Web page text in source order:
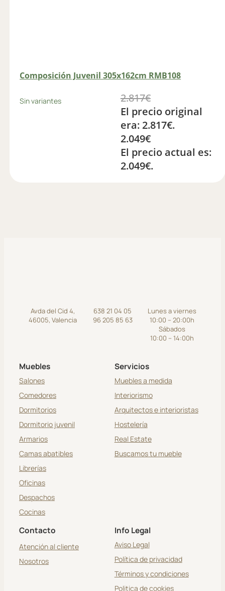
Composición Juvenil 305x162cm RMB108
Sin variantes 2.817€
El precio original
era: 2.817€.
2.049€
El precio actual es:
2.049€.
Avda del Cid 4,
46005, Valencia
638 21 04 05
96 205 85 63
Lunes a viernes
10:00 – 20:00h
Sábados
10:00 – 14:00h
Muebles
Salones
Comedores
Dormitorios
Dormitorio juvenil
Armarios
Camas abatibles
Librerías
Oficinas
Despachos
Cocinas
Servicios
Muebles a medida
Interiorismo
Arquitectos e interioristas
Hostelería
Real Estate
Buscamos tu mueble
Contacto
Atención al cliente
Nosotros
Info Legal
Aviso Legal
Política de privacidad
Términos y condiciones
Politica de cookies